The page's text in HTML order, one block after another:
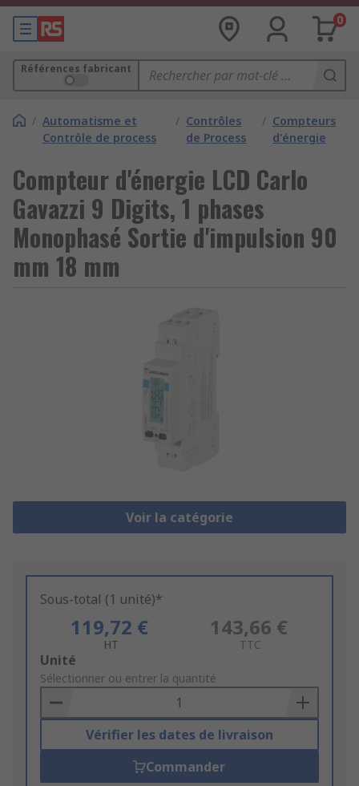
0
Références fabricant
/ Automatisme et
Contrôle de process
/ Contrôles
de Process
/ Compteurs
d'énergie
Compteur d'énergie LCD Carlo
Gavazzi 9 Digits, 1 phases
Monophasé Sortie d'impulsion 90
mm 18 mm
Voir la catégorie
Sous-total (1 unité)*
119,72 €
HT
143,66 €
TTC
Add
to
Basket
Unité
Sélectionner ou entrer la quantité
Vérifier les dates de livraison
Commander